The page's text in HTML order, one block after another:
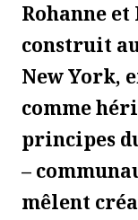
Rohanne
construit
New York,
comme
principes
–
mêlent